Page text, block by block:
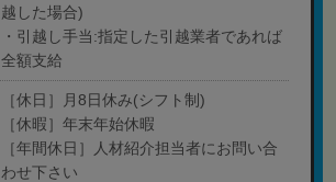
越した場合)
・引越し手当:指定した引越業者であれば
全額支給
［休日］月8日休み(シフト制)
［休暇］年末年始休暇
［年間休日］人材紹介担当者にお問い合
わせ下さい